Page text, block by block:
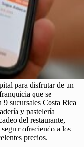
para disfrutar de un
que se
9 sucursales Costa Rica
y pastelería
del restaurante,
ofreciendo a los
precios.